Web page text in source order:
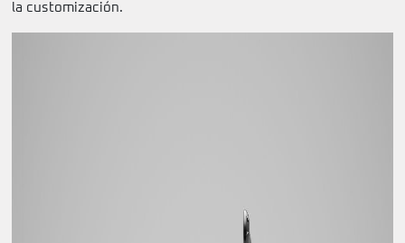
la customización.